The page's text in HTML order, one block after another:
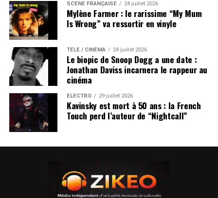
SCÈNE FRANÇAISE 24 juillet 2026
Mylène Farmer : le rarissime “My Mum
Is Wrong” va ressortir en vinyle
TÉLÉ / CINÉMA 24 juillet 2026
Le biopic de Snoop Dogg a une date :
Jonathan Daviss incarnera le rappeur au
cinéma
ÉLECTRO 29 juillet 2026
Kavinsky est mort à 50 ans : la French
Touch perd l’auteur de “Nightcall”